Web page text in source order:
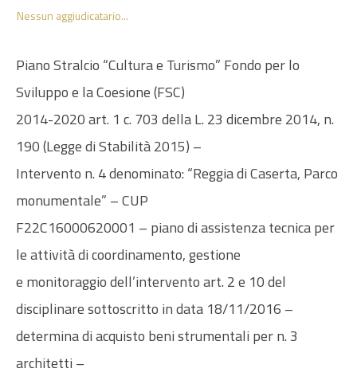
Nessun aggiudicatario...
Piano Stralcio “Cultura e Turismo” Fondo per lo
Sviluppo e la Coesione (FSC)
2014-2020 art. 1 c. 703 della L. 23 dicembre 2014, n.
190 (Legge di Stabilità 2015) –
Intervento n. 4 denominato: “Reggia di Caserta, Parco
monumentale” – CUP
F22C16000620001 – piano di assistenza tecnica per
le attività di coordinamento, gestione
e monitoraggio dell’intervento art. 2 e 10 del
disciplinare sottoscritto in data 18/11/2016 –
determina di acquisto beni strumentali per n. 3
architetti –